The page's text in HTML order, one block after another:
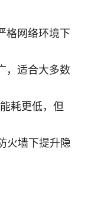
格网络环境下
，适合大多数
耗更低，但
火墙下提升隐